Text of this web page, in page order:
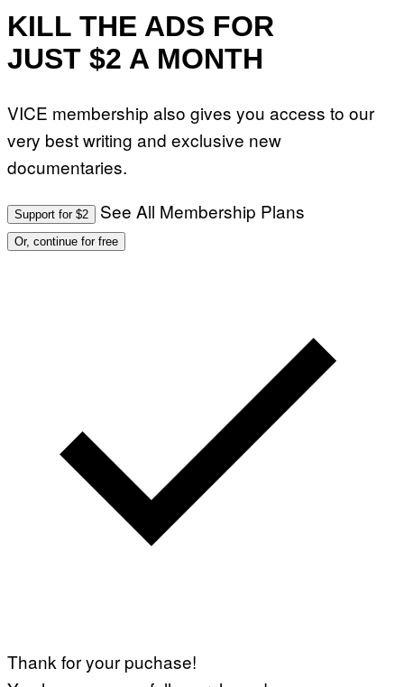
KILL THE ADS FOR
JUST $2 A MONTH
VICE membership also gives you access to our
very best writing and exclusive new
documentaries.
Support for $2 See All Membership Plans
Or, continue for free
Thank for your puchase!